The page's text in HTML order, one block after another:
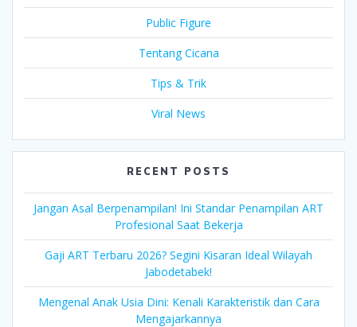
Public Figure
Tentang Cicana
Tips & Trik
Viral News
RECENT POSTS
Jangan Asal Berpenampilan! Ini Standar Penampilan ART
Profesional Saat Bekerja
Gaji ART Terbaru 2026? Segini Kisaran Ideal Wilayah
Jabodetabek!
Mengenal Anak Usia Dini: Kenali Karakteristik dan Cara
Mengajarkannya